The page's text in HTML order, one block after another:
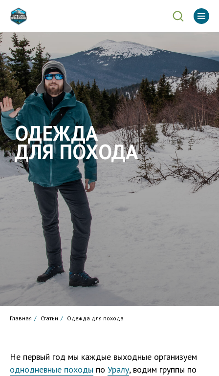
ОДЕЖДА
ДЛЯ ПОХОДА
Главная / Статьи / Одежда для похода
Не первый год мы каждые выходные организуем
однодневные походы по Уралу, водим группы по